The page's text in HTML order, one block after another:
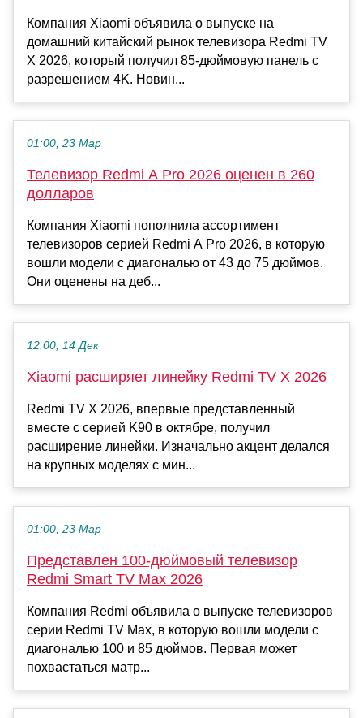
Компания Xiaomi объявила о выпуске на
домашний китайский рынок телевизора Redmi TV
X 2026, который получил 85-дюймовую панель с
разрешением 4K. Новин...
01:00, 23 Мар
Телевизор Redmi A Pro 2026 оценен в 260
долларов
Компания Xiaomi пополнила ассортимент
телевизоров серией Redmi A Pro 2026, в которую
вошли модели с диагональю от 43 до 75 дюймов.
Они оценены на деб...
12:00, 14 Дек
Xiaomi расширяет линейку Redmi TV X 2026
Redmi TV X 2026, впервые представленный
вместе с серией K90 в октябре, получил
расширение линейки. Изначально акцент делался
на крупных моделях с мин...
01:00, 23 Мар
Представлен 100-дюймовый телевизор
Redmi Smart TV Max 2026
Компания Redmi объявила о выпуске телевизоров
серии Redmi TV Max, в которую вошли модели с
диагональю 100 и 85 дюймов. Первая может
похвастаться матр...